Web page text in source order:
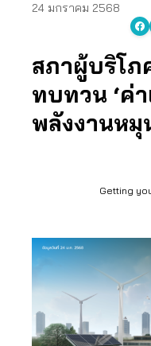
24 มกราคม 2568
สภาผู้บริโภ
ทบทวน ‘ค่า
พลังงานหมุ
Getting